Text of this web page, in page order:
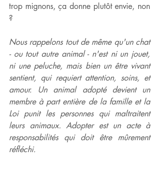
trop mignons, ça donne plutôt envie, non
?
Nous rappelons tout de même qu'un chat
- ou tout autre animal - n'est ni un jouet,
ni une peluche, mais bien un être vivant
sentient, qui requiert attention, soins, et
amour. Un animal adopté devient un
membre à part entière de la famille et la
Loi punit les personnes qui maltraitent
leurs animaux. Adopter est un acte à
responsabilités qui doit être mûrement
réfléchi.